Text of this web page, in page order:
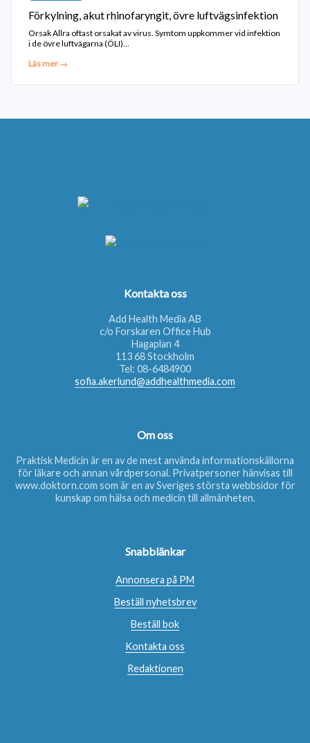
Förkylning, akut rhinofaryngit, övre luftvägsinfektion
Orsak Allra oftast orsakat av virus. Symtom uppkommer vid infektion
i de övre luftvägarna (ÖLI)...
Läs mer →
Kontakta oss
Add Health Media AB
c/o Forskaren Office Hub
Hagaplan 4
113 68 Stockholm
Tel: 08-6484900
sofia.akerlund@addhealthmedia.com
Om oss
Praktisk Medicin är en av de mest använda informationskällorna
för läkare och annan vårdpersonal. Privatpersoner hänvisas till
www.doktorn.com som är en av Sveriges största webbsidor för
kunskap om hälsa och medicin till allmänheten.
Snabblänkar
Annonsera på PM
Beställ nyhetsbrev
Beställ bok
Kontakta oss
Redaktionen